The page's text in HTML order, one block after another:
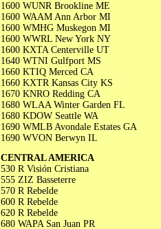
1600 WUNR Brookline ME
1600 WAAM Ann Arbor MI
1600 WMHG Muskegon MI
1600 WWRL New York NY
1600 KXTA Centerville UT
1640 WTNI Gulfport MS
1660 KTIQ Merced CA
1660 KXTR Kansas City KS
1670 KNRO Redding CA
1680 WLAA Winter Garden FL
1680 KDOW Seattle WA
1690 WMLB Avondale Estates GA
1690 WVON Berwyn IL
CENTRAL AMERICA
530 R Visión Cristiana
555 ZIZ Basseterre
570 R Rebelde
600 R Rebelde
620 R Rebelde
680 WAPA San Juan PR